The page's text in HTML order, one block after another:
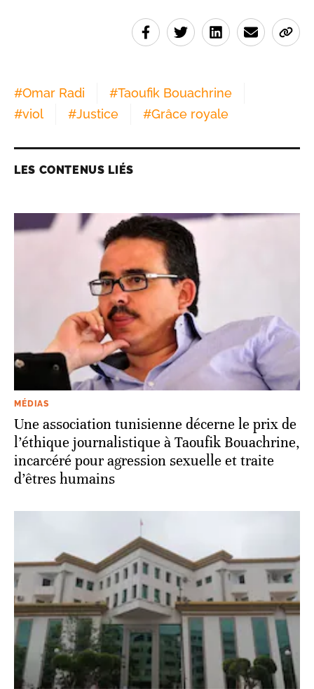
#Omar Radi #Taoufik Bouachrine
#viol #Justice #Grâce royale
LES CONTENUS LIÉS
MÉDIAS
Une association tunisienne décerne le prix de
l’éthique journalistique à Taoufik Bouachrine,
incarcéré pour agression sexuelle et traite
d’êtres humains